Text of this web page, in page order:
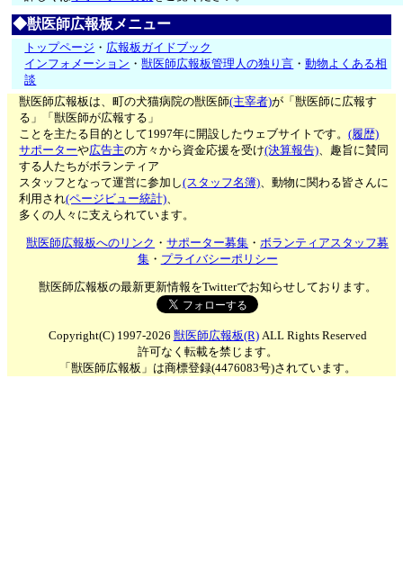
◆獣医師広報板メニュー
トップページ ・ 広報板ガイドブック
インフォメーション ・獣医師広報板管理人の独り言 ・動物よくある相
談
獣医師広報板は、町の犬猫病院の獣医師(主宰者)が「獣医師に広報す
る」「獣医師が広報する」
ことを主たる目的として1997年に開設したウェブサイトです。(履歴)
サポーターや広告主の方々から資金応援を受け(決算報告)、趣旨に賛同
する人たちがボランティア
スタッフとなって運営に参加し(スタッフ名簿)、動物に関わる皆さんに
利用され(ページビュー統計)、
多くの人々に支えられています。
獣医師広報板へのリンク ・サポーター募集 ・ボランティアスタッフ募
集・ プライバシーポリシー
獣医師広報板の最新更新情報をTwitterでお知らせしております。
Copyright(C) 1997-2026 獣医師広報板(R)ALL Rights Reserved
許可なく転載を禁じます。
「獣医師広報板」は商標登録(4476083号)されています。